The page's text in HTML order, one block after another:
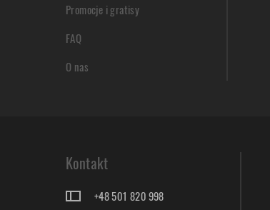
Promocje i gratisy
FAQ
O nas
Kontakt
+48 501 820 998